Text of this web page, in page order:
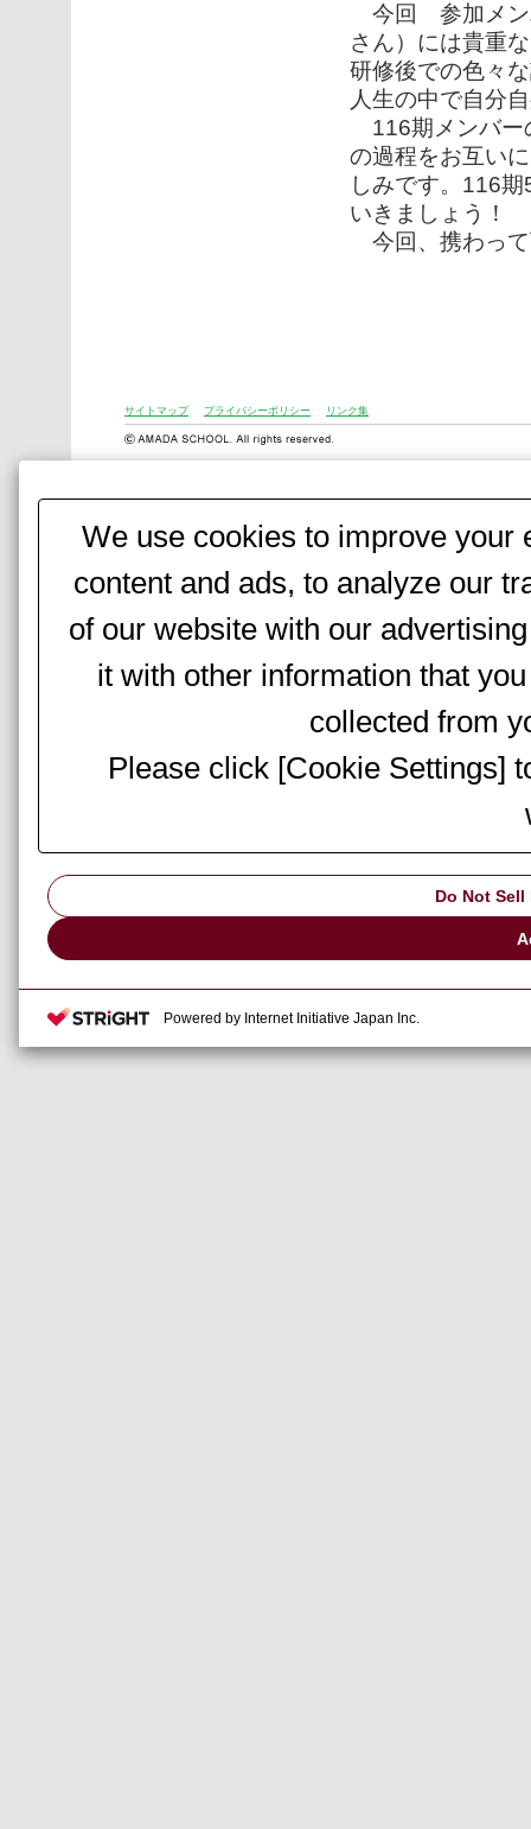
今回 参加メン
さん）には貴重
研修後での色々
人生の中で自分
116期メンバー
の過程をお互い
しみです。116
いきましょう！
今回、携わって
サイトマップ プライバシーポリシー リンク集
We use cookies to improve your
content and ads, to analyze our
of our website with our
it with other information that
collected from
Please click [Cookie Settings]
Do Not
Powered by Internet Initiative Japan Inc.